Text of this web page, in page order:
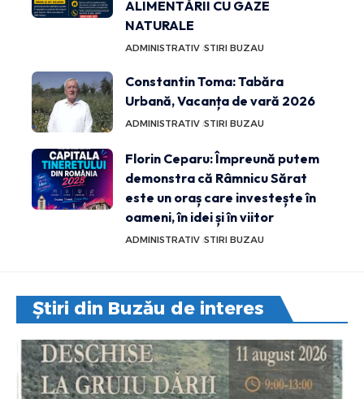
ALIMENTĂRII CU GAZE
NATURALE
ADMINISTRATIV STIRI BUZAU
Constantin Toma: Tabăra
Urbană, Vacanța de vară 2026
ADMINISTRATIV STIRI BUZAU
Florin Ceparu: Împreună putem
demonstra că Râmnicu Sărat
este un oraș care investește în
oameni, în idei și în viitor
ADMINISTRATIV STIRI BUZAU
Știri din Buzău de interes